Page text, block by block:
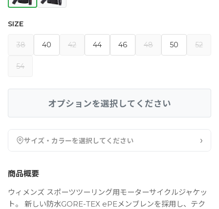
SIZE
38 40 42 44 46 48 50 52
54
オプションを選択してください
サイズ・カラーを選択してください ›
商品概要
ウィメンズ スポーツツーリング用モーターサイクルジャケッ
ト。 新しい防水GORE-TEX ePEメンブレンを採用し、テク